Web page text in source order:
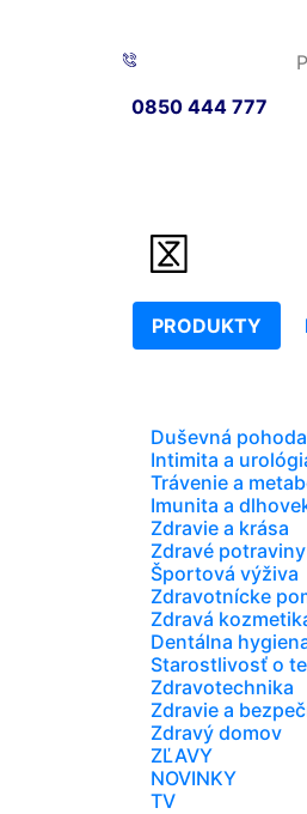
0850 444 777
PRODUKTY
Duševná pohoda
Intimita a
Trávenie a
Imunita a
Zdravie a krása
Zdravé potraviny
Športová výživa
Zdravotnícke
Zdravá
Dentálna
Starostlivosť o
Zdravotechnika
Zdravie a
Zdravý domov
ZĽAVY
NOVINKY
TV